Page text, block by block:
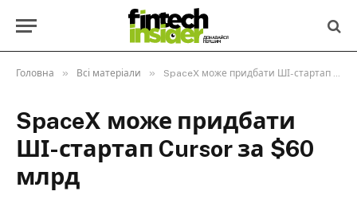
Головна » Всі матеріали » SpaceX може придбати ШІ-стартап Cursor за $60 млрд
SpaceX може придбати
ШІ-стартап Cursor за $60
млрд